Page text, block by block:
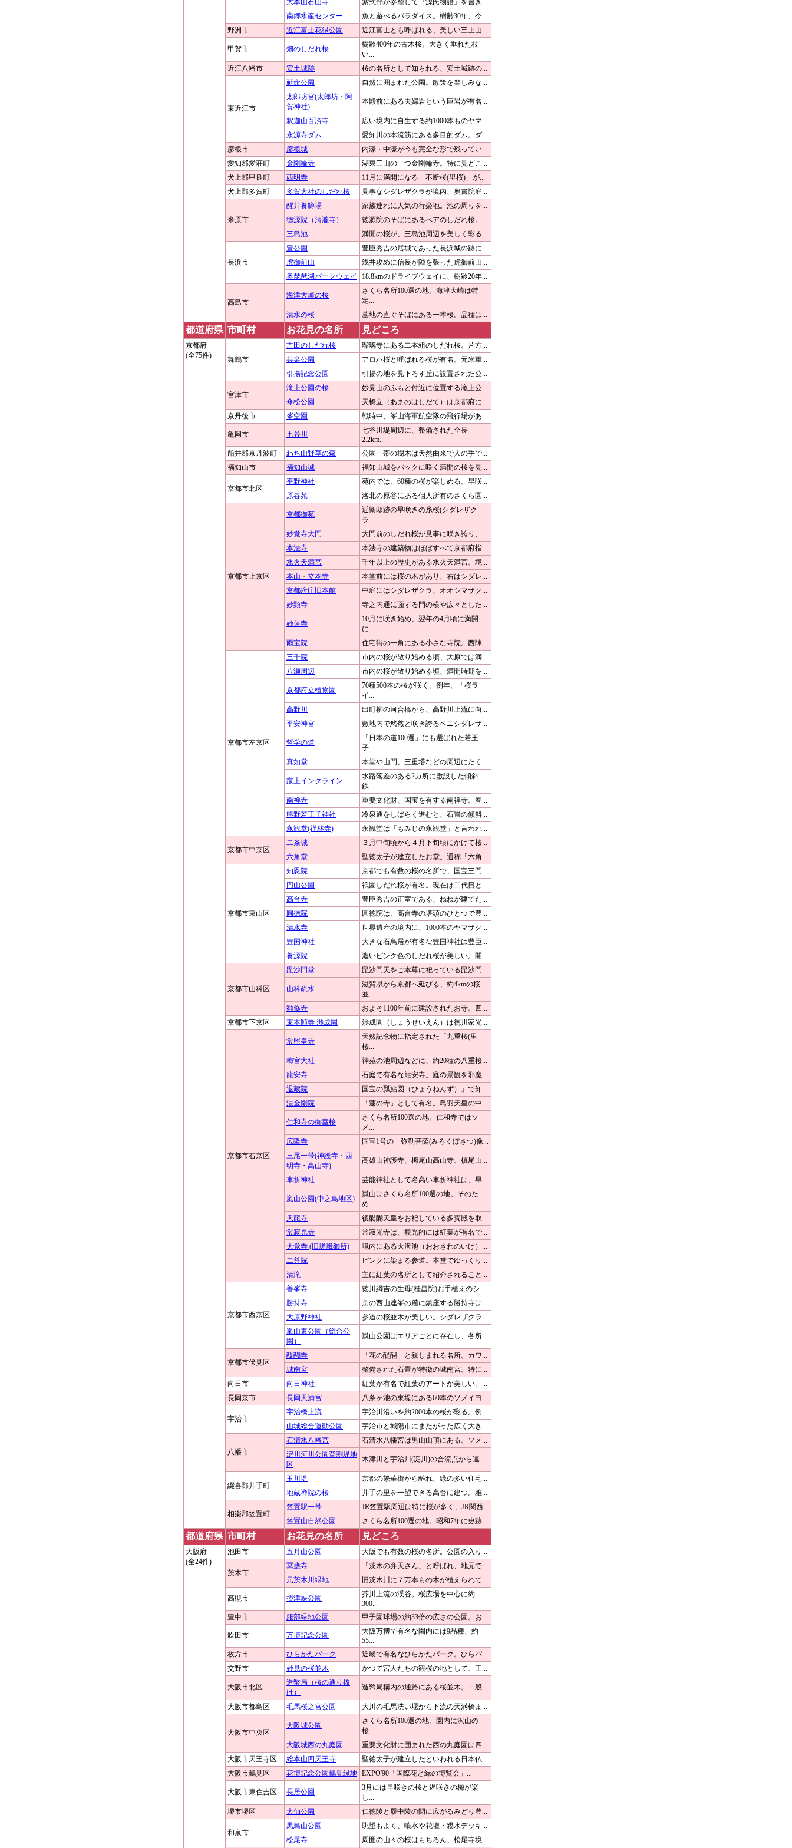
大本山石山寺
紫式部が参籠して『源氏物語』を書き...
南郷水産センター
魚と遊べるパラダイス。樹齢30年、今...
野洲市
近江富士花緑公園 近江富士とも呼ばれる、美しい三上山...
甲賀市 畑のしだれ桜
樹齢400年の古木桜。大きく垂れた枝
い...
近江八幡市
安土城跡 桜の名所として知られる、安土城跡の...
東近江市
延命公園
自然に囲まれた公園。散策を楽しみな...
太郎坊宮(太郎坊・阿
賀神社)
本殿前にある夫婦岩という巨岩が有名...
釈迦山百済寺
広い境内に自生する約1000本ものヤマ...
永源寺ダム
愛知川の本流筋にある多目的ダム。ダ...
彦根市
彦根城
内濠・中濠が今も完全な形で残ってい...
愛知郡愛荘町
金剛輪寺
湖東三山の一つ金剛輪寺。特に見どこ...
犬上郡甲良町
西明寺
11月に満開になる「不断桜(里桜)」が...
犬上郡多賀町
多賀大社のしだれ桜 見事なシダレザクラが境内、奥書院庭...
米原市
醒井養鱒場
家族連れに人気の行楽地。池の周りを...
徳源院（清瀧寺）
徳源院のそばにあるペアのしだれ桜。...
三島池
満開の桜が、三島池周辺を美しく彩る...
長浜市
豊公園
豊臣秀吉の居城であった長浜城の跡に...
虎御前山
浅井攻めに信長が陣を張った虎御前山...
奥琵琶湖パークウェイ
18.8kmのドライブウェイに、樹齢20年...
高島市
海津大崎の桜
さくら名所100選の地。海津大崎は特
定...
清水の桜
墓地の直ぐそばにある一本桜。品種は...
都道府県 市町村 お花見の名所 見どころ
京都府
(全75件)
舞鶴市
吉田のしだれ桜
瑠璃寺にある二本組のしだれ桜。片方...
共楽公園
アロハ桜と呼ばれる桜が有名。元米軍...
引揚記念公園
引揚の地を見下ろす丘に設置された公...
宮津市
滝上公園の桜
妙見山のふもと付近に位置する滝上公...
傘松公園
天橋立（あまのはしだて）は京都府に...
京丹後市
峯空園 戦時中、峯山海軍航空隊の飛行場があ...
亀岡市 七谷川
七谷川堤周辺に、整備された全長
2.2km...
船井郡京丹波町
わち山野草の森
公園一帯の樹木は天然由来で人の手で...
福知山市
福知山城 福知山城をバックに咲く満開の桜を見...
京都市北区
平野神社
苑内では、60種の桜が楽しめる。早咲...
原谷苑
洛北の原谷にある個人所有のさくら園...
京都市上京区
京都御苑
近衛邸跡の早咲きの糸桜(シダレザク
ラ...
妙覚寺大門
大門前のしだれ桜が見事に咲き誇り、...
本法寺
本法寺の建築物はほぼすべて京都府指...
水火天満宮
千年以上の歴史がある水火天満宮。境...
本山・立本寺
本堂前には桜の木があり、右はシダレ...
京都府庁旧本館
中庭にはシダレザクラ、オオシマザク...
妙顕寺
寺之内通に面する門の横や広々とした...
妙蓮寺
10月に咲き始め、翌年の4月頃に満開
に...
雨宝院
住宅街の一角にある小さな寺院。西陣...
京都市左京区
三千院
市内の桜が散り始める頃、大原では満...
八瀬周辺
市内の桜が散り始める頃、満開時期を...
京都府立植物園
70種500本の桜が咲く。例年、「桜ラ
イ...
高野川
出町柳の河合橋から、高野川上流に向...
平安神宮
敷地内で悠然と咲き誇るベニシダレザ...
哲学の道
「日本の道100選」にも選ばれた若王
子...
真如堂
本堂や山門、三重塔などの周辺にたく...
蹴上インクライン
水路落差のある2カ所に敷設した傾斜
鉄...
南禅寺
重要文化財、国宝を有する南禅寺。春...
熊野若王子神社
冷泉通をしばらく進むと、石畳の傾斜...
永観堂(禅林寺)
永観堂は「もみじの永観堂」と言われ...
京都市中京区
二条城
３月中旬頃から４月下旬頃にかけて桜...
六角堂
聖徳太子が建立したお堂。通称「六角...
京都市東山区
知恩院
京都でも有数の桜の名所で、国宝三門...
円山公園
祇園しだれ桜が有名。現在は二代目と...
高台寺
豊臣秀吉の正室である、ねねが建てた...
圓徳院
圓徳院は、高台寺の塔頭のひとつで豊...
清水寺
世界遺産の境内に、1000本のヤマザク...
豊国神社
大きな石鳥居が有名な豊国神社は豊臣...
養源院
濃いピンク色のしだれ桜が美しい。開...
京都市山科区
毘沙門堂 毘沙門天をご本尊に祀っている毘沙門...
山科疏水
滋賀県から京都へ延びる、約4kmの桜
並...
勧修寺
およそ1100年前に建設されたお寺。四...
京都市下京区
東本願寺 渉成園 渉成園（しょうせいえん）は徳川家光...
京都市右京区
常照皇寺
天然記念物に指定された「九重桜(里
桜...
梅宮大社
神苑の池周辺などに、約20種の八重桜...
龍安寺
石庭で有名な龍安寺。庭の景観を邪魔...
退蔵院
国宝の瓢鮎図（ひょうねんず）」で知...
法金剛院
「蓮の寺」として有名。鳥羽天皇の中...
仁和寺の御室桜
さくら名所100選の地。仁和寺ではソ
メ...
広隆寺
国宝1号の「弥勒菩薩(みろくぼさつ)像...
三尾一帯(神護寺・西
明寺・高山寺)
高雄山神護寺、栂尾山高山寺、槙尾山...
車折神社 芸能神社として名高い車折神社は、早...
嵐山公園(中之島地区)
嵐山はさくら名所100選の地。そのた
め...
天龍寺
後醍醐天皇をお祀している多寳殿を取...
常寂光寺
常寂光寺は、観光的には紅葉が有名で...
大覚寺 (旧嵯峨御所)
境内にある大沢池（おおさわのいけ）...
二尊院
ピンクに染まる参道。本堂でゆっくり...
清滝
主に紅葉の名所として紹介されること...
京都市西京区
善峯寺
徳川綱吉の生母(桂昌院)お手植えのシ...
勝持寺
京の西山連峯の麓に鎮座する勝持寺は...
大原野神社
参道の桜並木が美しい。シダレザクラ...
嵐山東公園（総合公
園）
嵐山公園はエリアごとに存在し、各所...
京都市伏見区
醍醐寺
「花の醍醐」と親しまれる名所。カワ...
城南宮
整備された石畳が特徴の城南宮。特に...
向日市
向日神社
紅葉が有名で紅葉のアートが美しい。...
長岡京市
長岡天満宮 八条ヶ池の東堤にある60本のソメイヨ...
宇治市
宇治橋上流
宇治川沿いを約2000本の桜が彩る。例...
山城総合運動公園
宇治市と城陽市にまたがった広く大き...
八幡市
石清水八幡宮
石清水八幡宮は男山山頂にある。ソメ...
淀川河川公園背割堤地
区
木津川と宇治川(淀川)の合流点から連...
綴喜郡井手町
玉川堤
京都の繁華街から離れ、緑の多い住宅...
地蔵禅院の桜
井手の里を一望できる高台に建つ。雅...
相楽郡笠置町
笠置駅一帯
JR笠置駅周辺は特に桜が多く、JR関西...
笠置山自然公園
さくら名所100選の地。昭和7年に史跡...
都道府県 市町村 お花見の名所 見どころ
大阪府
(全24件)
池田市 五月山公園 大阪でも有数の桜の名所。公園の入り...
茨木市
冥應寺
「茨木の弁天さん」と呼ばれ、地元で...
元茨木川緑地
旧茨木川に７万本もの木が植えられて...
高槻市 摂津峡公園
芥川上流の渓谷。桜広場を中心に約
300...
豊中市
服部緑地公園 甲子園球場の約33倍の広さの公園。お...
吹田市 万博記念公園
大阪万博で有名な園内には9品種、約
55...
枚方市
ひらかたパーク
近畿で有名なひらかたパーク。ひらパ...
交野市
妙見の桜並木 かつて宮人たちの観桜の地として、王...
大阪市北区
造幣局（桜の通り抜
け）
造幣局構内の通路にある桜並木。一般...
大阪市都島区 毛馬桜之宮公園 大川の毛馬洗い堰から下流の天満橋ま...
大阪市中央区
大阪城公園
さくら名所100選の地。園内に沢山の
桜...
大阪城西の丸庭園
重要文化財に囲まれた西の丸庭園は四...
大阪市天王寺区
総本山四天王寺
聖徳太子が建立したといわれる日本仏...
大阪市鶴見区
花博記念公園鶴見緑地 EXPO'90「国際花と緑の博覧会」...
大阪市東住吉区 長居公園
3月には早咲きの桜と遅咲きの梅が楽
し...
堺市堺区
大仙公園 仁徳陵と履中陵の間に広がるみどり豊...
和泉市
黒鳥山公園
眺望もよく、噴水や花壇・親水デッキ...
松尾寺
周囲の山々の桜はもちろん、松尾寺境...